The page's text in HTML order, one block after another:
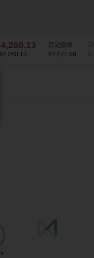
標記價格
64,271.59